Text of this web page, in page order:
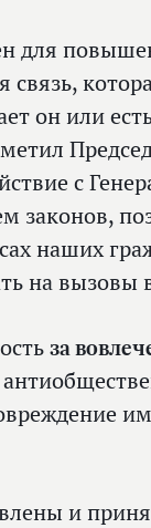
для
связь,
он или
с
законов,
наших
на вызовы
за
и